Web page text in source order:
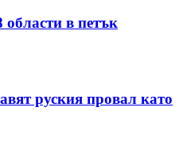
в петък
руския провал като